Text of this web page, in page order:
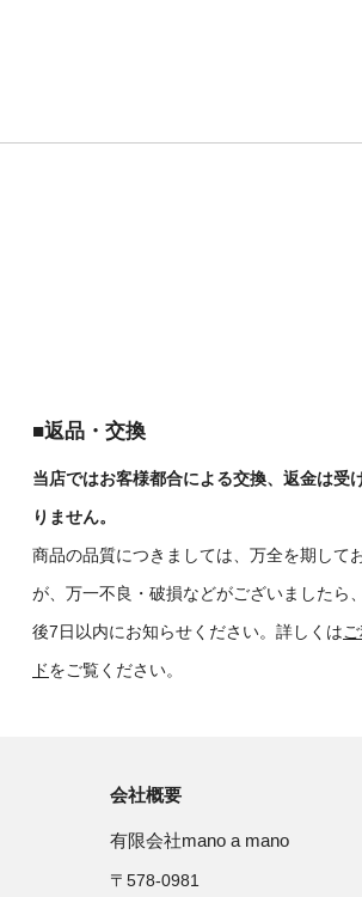
■返品・交換
当店ではお客様都合による交換、返金は受
りません。
商品の品質につきましては、万全を期して
が、万一不良・破損などがございましたら
後7日以内にお知らせください。詳しくは
ドをご覧ください。
会社概要
有限会社mano a mano
〒578-0981